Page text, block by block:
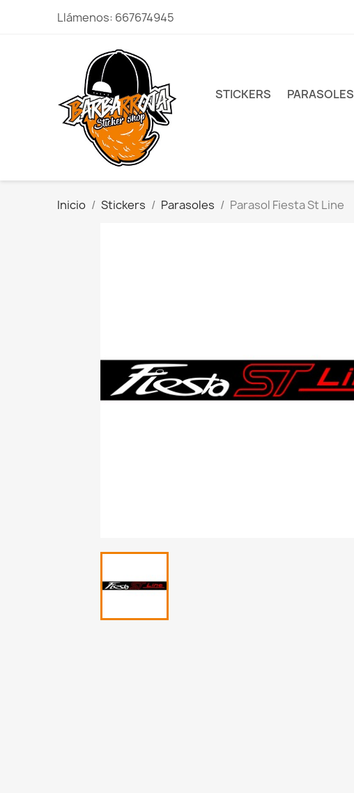
Llámenos: 667674945
STICKERS PARASOLES
Inicio Stickers Parasoles Parasol Fiesta St Line